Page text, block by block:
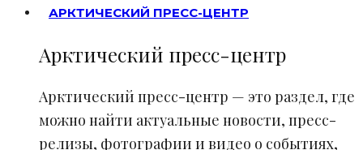
АРКТИЧЕСКИЙ ПРЕСС-ЦЕНТР
Арктический пресс-центр
Арктический пресс-центр — это раздел, где
можно найти актуальные новости, пресс-
релизы, фотографии и видео о событиях,